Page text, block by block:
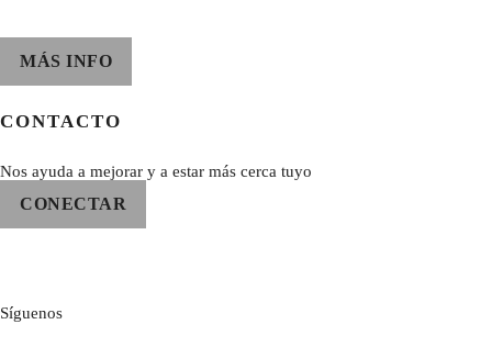
MÁS INFO
CONTACTO
Nos ayuda a mejorar y a estar más cerca tuyo
CONECTAR
Síguenos